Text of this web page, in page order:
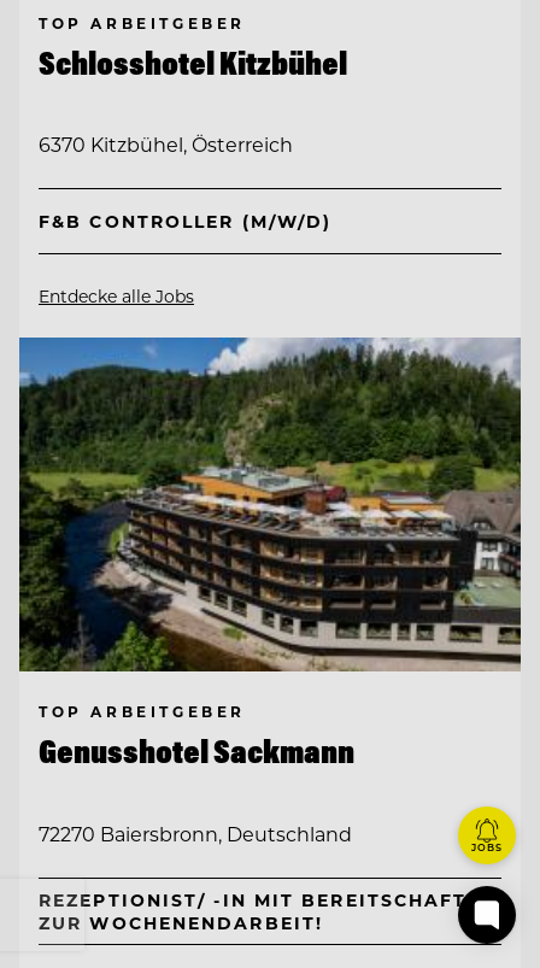
TOP ARBEITGEBER
Schlosshotel Kitzbühel
6370 Kitzbühel, Österreich
F&B CONTROLLER (M/W/D)
Entdecke alle Jobs
TOP ARBEITGEBER
Genusshotel Sackmann
72270 Baiersbronn, Deutschland
REZEPTIONIST/ -IN MIT BEREITSCHAFT
ZUR WOCHENENDARBEIT!
JOBS